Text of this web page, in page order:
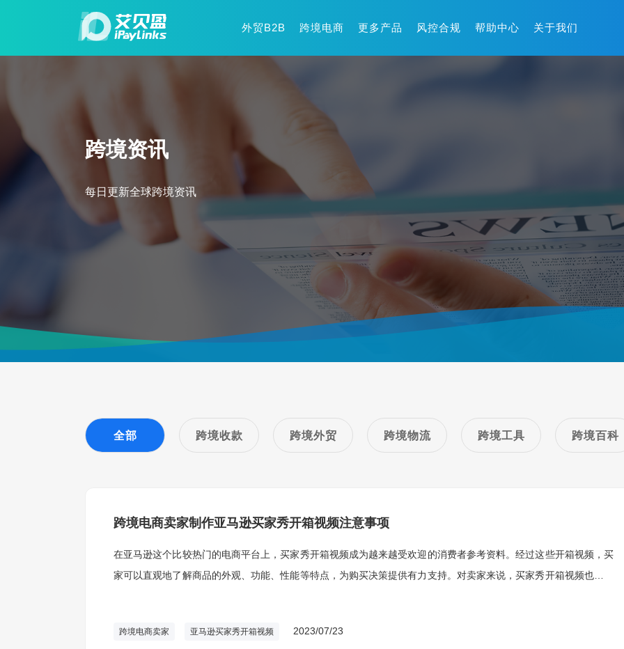
外贸B2B 跨境电商 更多产品 风控合规 帮助中心 关于我们
跨境资讯
每日更新全球跨境资讯
全部 跨境收款 跨境外贸 跨境物流 跨境工具 跨境百科
跨境电商卖家制作亚马逊买家秀开箱视频注意事项
在亚马逊这个比较热门的电商平台上，买家秀开箱视频成为越来越受欢迎的消费者参考资料。经过这些开箱视频，买
家可以直观地了解商品的外观、功能、性能等特点，为购买决策提供有力支持。对卖家来说，买家秀开箱视频也是一
跨境电商卖家 亚马逊买家秀开箱视频 2023/07/23